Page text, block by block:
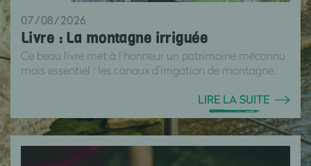
07/08/2026
Livre : La montagne irriguée
Ce beau livre met à l’honneur un patrimoine méconnu
mais essentiel : les canaux d’irrigation de montagne.
LIRE LA SUITE